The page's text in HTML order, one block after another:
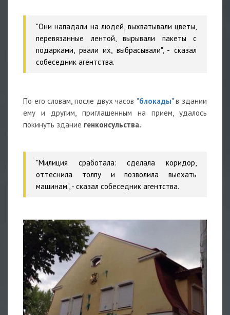
"Они нападали на людей, выхватывали цветы,
перевязанные лентой, вырывали пакеты с
подарками, рвали их, выбрасывали", - сказал
собеседник агентства.
По его словам, после двух часов "блокады"в здании
ему и другим, приглашенным на прием, удалось
покинуть здание генконсульства.
"Милиция сработала: сделала коридор,
оттеснила толпу и позволила выехать
машинам", - сказал собеседник агентства.